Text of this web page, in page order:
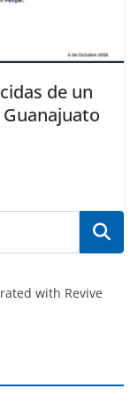
de un
with Revive